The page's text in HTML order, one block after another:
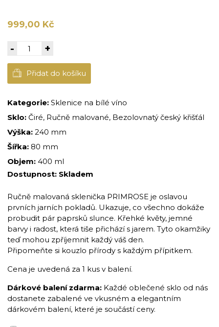
999,00 Kč
- +
Přidat do košíku
Kategorie: Sklenice na bílé víno
Sklo: Čiré, Ručně malované, Bezolovnatý český křišťál
Výška: 240 mm
Šířka: 80 mm
Objem: 400 ml
Dostupnost: Skladem
Ručně malovaná sklenička PRIMROSE je oslavou
prvních jarních pokladů. Ukazuje, co všechno dokáže
probudit pár paprsků slunce. Křehké květy, jemné
barvy i radost, která tiše přichází s jarem. Tyto okamžiky
teď mohou zpříjemnit každý váš den.
Připomeňte si kouzlo přírody s každým přípitkem.
Cena je uvedená za 1 kus v balení.
Dárkové balení zdarma: Každé oblečené sklo od nás
dostanete zabalené ve vkusném a elegantním
dárkovém balení, které je součástí ceny.